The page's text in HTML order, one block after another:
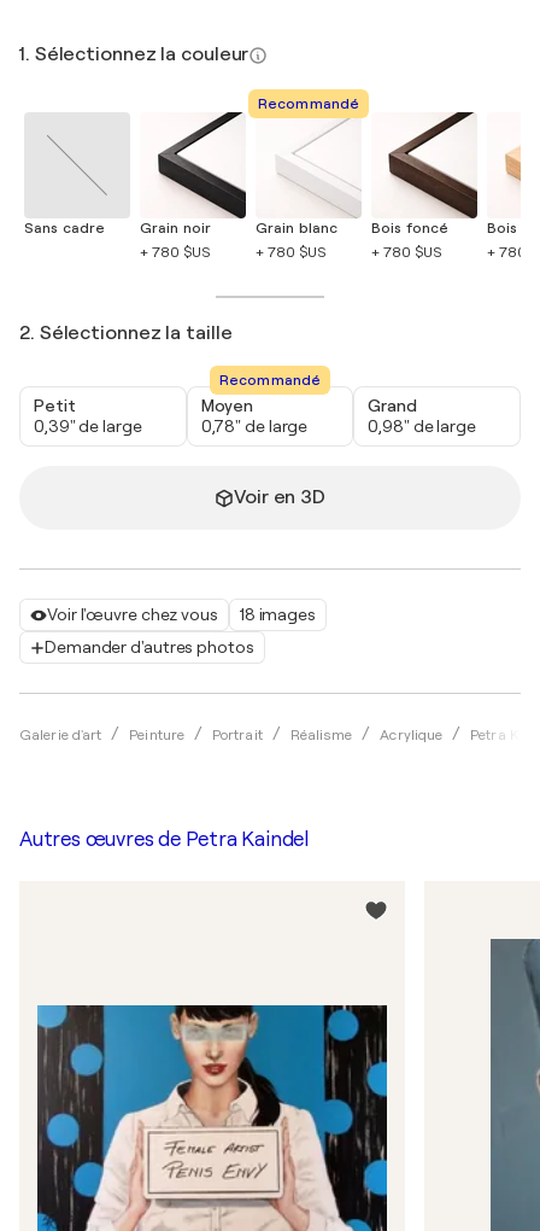
Voir l'œuvre chez vous
18 images
Demander d'autres photos
Galerie d'art Peinture Portrait Réalisme Acrylique Petra
1. Sélectionnez la couleur
Sans cadre
Grain noir
+ 780 $US
Recommandé
Grain blanc
+ 780 $US
Bois foncé
+ 780 $US
Bois
+ 780
2. Sélectionnez la taille
Petit
0,39" de large
Recommandé
Moyen
0,78" de large
Grand
0,98" de large
Voir en 3D
Autres œuvres de Petra Kaindel